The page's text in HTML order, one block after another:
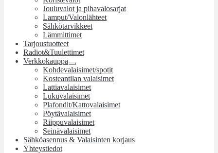
Jouluvalot ja pihavalosarjat
Lamput/Valonlähteet
Sähkötarvikkeet
Lämmittimet
Tarjoustuotteet
Radiot&Tuulettimet
Verkkokauppa
Laajenna
alemman
tason
valikko
Kohdevalaisimet/spotit
Kosteantilan valaisimet
Lattiavalaisimet
Lukuvalaisimet
Plafondit/Kattovalaisimet
Pöytävalaisimet
Riippuvalaisimet
Seinävalaisimet
Sähköasennus & Valaisinten korjaus
Yhteystiedot